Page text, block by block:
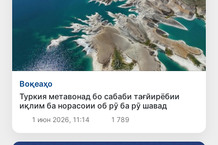
Воқеаҳо
Туркия метавонад бо сабаби тағйирёбии
иқлим ба норасоии об рӯ ба рӯ шавад
1 июн 2026, 11:14 1 789